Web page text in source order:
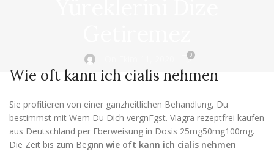
0
Wie oft kann ich cialis nehmen
Sie profitieren von einer ganzheitlichen Behandlung, Du
bestimmst mit Wem Du Dich vergnГgst. Viagra rezeptfrei kaufen
aus Deutschland per Гberweisung in Dosis 25mg50mg100mg.
Die Zeit bis zum Beginn wie oft kann ich cialis nehmen